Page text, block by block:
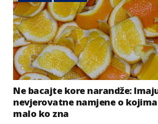
Ne bacajte kore narandže:
nevjerovatne namjene o kojima
malo ko zna